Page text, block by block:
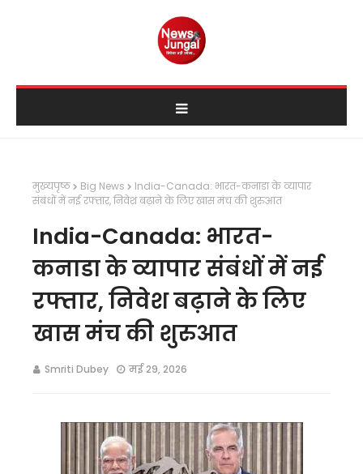
मुख्यपृष्ठ Big News
India-Canada: भारत-कनाडा के व्यापार
संबंधों में नई रफ्तार, निवेश बढ़ाने के लिए खास मंच की शुरुआत
India-Canada: भारत-
कनाडा के व्यापार संबंधों में नई
रफ्तार, निवेश बढ़ाने के लिए
खास मंच की शुरुआत
Smriti Dubey मई 29, 2026